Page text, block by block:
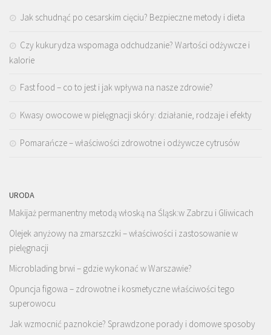
Jak schudnąć po cesarskim cięciu? Bezpieczne metody i dieta
Czy kukurydza wspomaga odchudzanie? Wartości odżywcze i
kalorie
Fast food – co to jest i jak wpływa na nasze zdrowie?
Kwasy owocowe w pielęgnacji skóry: działanie, rodzaje i efekty
Pomarańcze – właściwości zdrowotne i odżywcze cytrusów
URODA
Makijaż permanentny metodą włoską na Śląsk:w Zabrzu i Gliwicach
Olejek anyżowy na zmarszczki – właściwości i zastosowanie w
pielęgnacji
Microblading brwi – gdzie wykonać w Warszawie?
Opuncja figowa – zdrowotne i kosmetyczne właściwości tego
superowocu
Jak wzmocnić paznokcie? Sprawdzone porady i domowe sposoby